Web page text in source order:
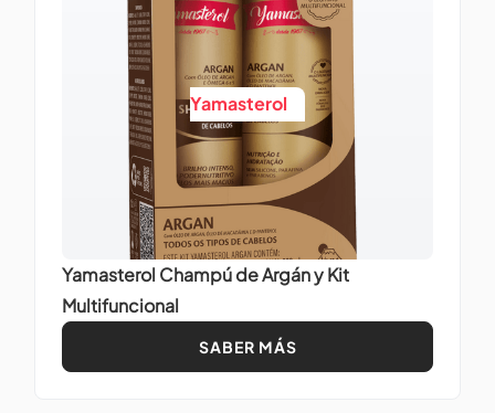
Yamasterol
Yamasterol Champú de Argán y Kit
Multifuncional
SABER MÁS